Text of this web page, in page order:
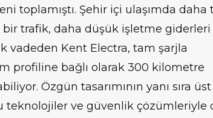
toplamıştı. Şehir içi ulaşımda daha
bir trafik, daha düşük işletme giderleri
vadeden Kent Electra, tam şarjla
profiline bağlı olarak 300 kilometre
Özgün tasarımının yanı sıra
teknolojiler ve güvenlik çözümleriyle